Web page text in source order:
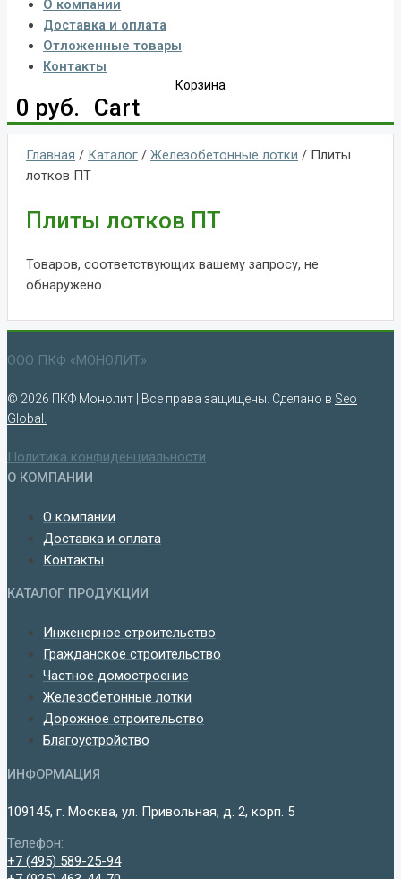
О компании
Доставка и оплата
Отложенные товары
Контакты
Корзина
0 руб. Cart
Главная / Каталог / Железобетонные лотки / Плиты
лотков ПТ
Плиты лотков ПТ
Товаров, соответствующих вашему запросу, не
обнаружено.
ООО ПКФ «МОНОЛИТ»
© 2026 ПКФ Монолит | Все права защищены. Сделано в Seo
Global.
Политика конфиденциальности
О КОМПАНИИ
О компании
Доставка и оплата
Контакты
КАТАЛОГ ПРОДУКЦИИ
Инженерное строительство
Гражданское строительство
Частное домостроение
Железобетонные лотки
Дорожное строительство
Благоустройство
ИНФОРМАЦИЯ
109145, г. Москва, ул. Привольная, д. 2, корп. 5
Телефон:
+7 (495) 589-25-94